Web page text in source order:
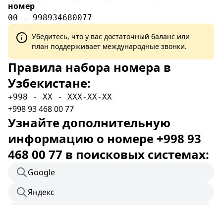
номер
00 - 998934680077
Убедитесь, что у вас достаточный баланс или
план поддерживает международные звонки.
Правила набора номера в
Узбекистане:
+998 - XX - XXX-XX-XX
+998 93 468 00 77
Узнайте дополнительную
информацию о номере +998 93
468 00 77 в поисковых системах:
Google
Яндекс